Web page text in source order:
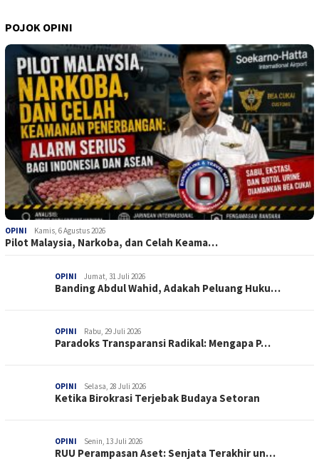
POJOK OPINI
OPINI Kamis, 6 Agustus 2026
Pilot Malaysia, Narkoba, dan Celah Keama…
OPINI Jumat, 31 Juli 2026
Banding Abdul Wahid, Adakah Peluang Huku…
OPINI Rabu, 29 Juli 2026
Paradoks Transparansi Radikal: Mengapa P…
OPINI Selasa, 28 Juli 2026
Ketika Birokrasi Terjebak Budaya Setoran
OPINI Senin, 13 Juli 2026
RUU Perampasan Aset: Senjata Terakhir un…